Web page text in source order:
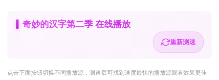
奇妙的汉字第二季 在线播放
重新测速
点击下面按钮切换不同播放源 ，测速后可找到速度最快的播放源观看效果更佳